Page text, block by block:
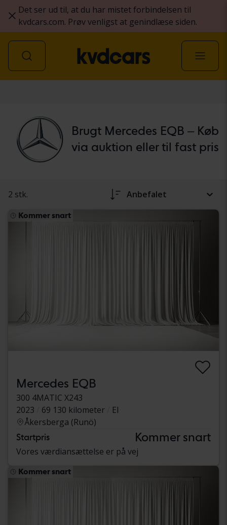
Det ser ud til, at du har mistet forbindelsen til
kvdcars.com. Prøv venligst at genindlæse siden.
Brugt Mercedes EQB – Køb
via auktion eller til fast pris
2 stk. Anbefalet
Kommer snart
Mercedes EQB
300 4MATIC X243
2023
69 130 kilometer
El
Åkersberga (Runö)
Startpris Kommer snart
Vores værdiansættelse er på vej
Kommer snart